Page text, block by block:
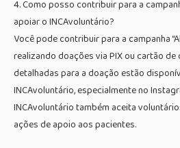
4. Como posso contribuir para a
apoiar o INCAvoluntário?
Você pode contribuir para a campanha
realizando doações via PIX ou cartão
detalhadas para a doação estão
INCAvoluntário, especialmente no
INCAvoluntário também aceita
ações de apoio aos pacientes.